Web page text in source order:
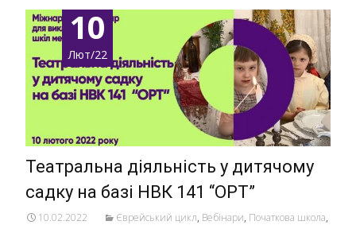
10
Лют/22
Театральна діяльність у дитячому
садку на базі НВК 141 “ОРТ”
10.02.2022 Єврейський цикл, Вебінари, Початкова школа,